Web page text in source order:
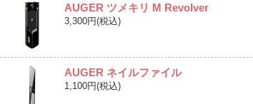
AUGER ツメキリ M Revolver
3,300円(税込)
AUGER ネイルファイル
1,100円(税込)